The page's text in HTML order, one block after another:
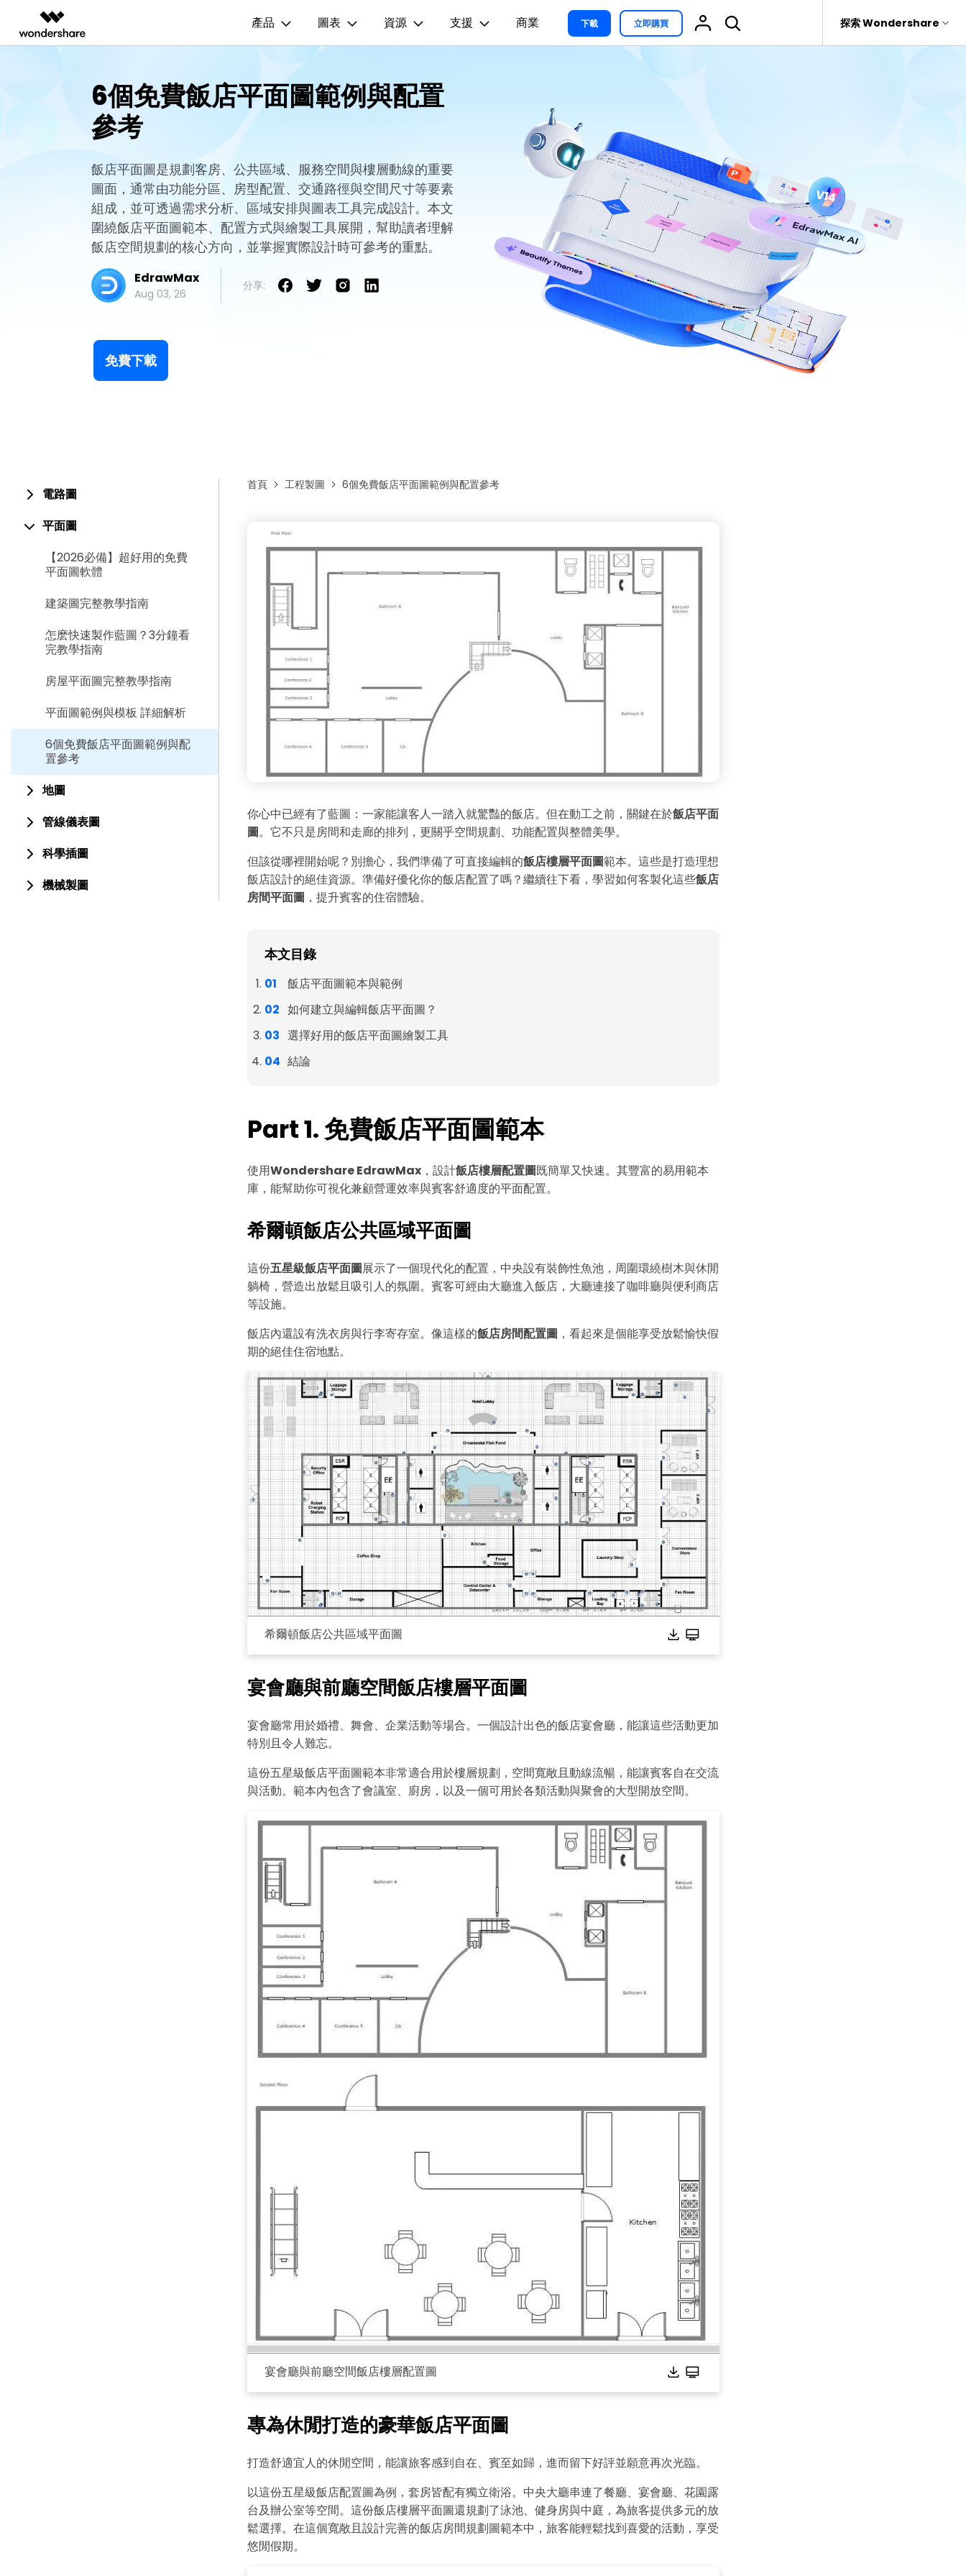
精選產品
AIGC 數位創意
完整的影片編輯工具。
一站式 AI 創意工作室。
UniConverter
高速媒體轉換工具。
AI 影片、圖片、音樂生成器。
AI 驅動的創意工具。
圖表與圖像產品
協作式心智圖工具。
PDF 解決方案產品
雲端文件管理。
實用工具
遺失檔案救援。
新聞中心
商店
支援
商務
企業
聯盟行銷
PDF 解決方案
圖表與圖像
Filmora
UniConverter
關於我們
我們的故事
新聞中心 商店 支援 探索 Wondershare
產品
EdrawMax EdrawMind
心智圖與腦力激盪工具
圖表
商業用途
流程圖
心智圖
組織結構圖
時間軸
甘特圖
技術用途
UML
電路圖
P&ID
網絡拓撲結構
資訊圖
家系圖
圖標
資源
資源範本
EdrawMind 畫廊
文章内容
各種商務圖表範例 >
各種系統架構圖表範例 >
各種關係圖譜圖表範例 >
各種思緒整理範例 >
各種作圖資源 >
免費可編輯的供應鏈圖範例 >
精選9款Excel甘特圖範本 >
文氏圖符號與集合符號 >
10款實用的Excel WBS範本 >
10款實用Excel流程圖範本推薦 >
支援
教程
EdrawMax 教程 >
支援中心
支援中心 >
更新日志
EdrawMax 更新日志 > EdrawMind 更新日志 >
免費下載EdrawMind
商業 下載 立即購買
6個免費飯店平面圖範例與配置
參考
飯店平面圖是規劃客房、公共區域、服務空間與樓層動線的重要
圖面，通常由功能分區、房型配置、交通路徑與空間尺寸等要素
組成，並可透過需求分析、區域安排與圖表工具完成設計。本文
圍繞飯店平面圖範本、配置方式與繪製工具展開，幫助讀者理解
飯店空間規劃的核心方向，並掌握實際設計時可參考的重點。
EdrawMax
Aug 03, 26
分享:
免費下載
電路圖
平面圖
【2026必備】超好用的免費
平面圖軟體
建築圖完整教學指南
怎麽快速製作藍圖？3分鐘看
完教學指南
房屋平面圖完整教學指南
平面圖範例與模板 詳細解析
6個免費飯店平面圖範例與配
置參考
地圖
管線儀表圖
科學插圖
機械製圖
首頁 工程製圖 6個免費飯店平面圖範例與配置參考
你心中已經有了藍圖：一家能讓客人一踏入就驚豔的飯店。但在動工之前，關鍵在於飯店平面
圖。它不只是房間和走廊的排列，更關乎空間規劃、功能配置與整體美學。
但該從哪裡開始呢？別擔心，我們準備了可直接編輯的飯店樓層平面圖範本。這些是打造理想
飯店設計的絕佳資源。準備好優化你的飯店配置了嗎？繼續往下看，學習如何客製化這些飯店
房間平面圖 ，提升賓客的住宿體驗。
本文目錄
飯店平面圖範本與範例
如何建立與編輯飯店平面圖？
選擇好用的飯店平面圖繪製工具
結論
Part 1. 免費飯店平面圖範本
使用Wondershare EdrawMax，設計飯店樓層配置圖既簡單又快速。其豐富的易用範本
庫，能幫助你可視化兼顧營運效率與賓客舒適度的平面配置。
希爾頓飯店公共區域平面圖
這份五星級飯店平面圖展示了一個現代化的配置，中央設有裝飾性魚池，周圍環繞樹木與休閒
躺椅，營造出放鬆且吸引人的氛圍。賓客可經由大廳進入飯店，大廳連接了咖啡廳與便利商店
等設施。
飯店內還設有洗衣房與行李寄存室。像這樣的飯店房間配置圖 ，看起來是個能享受放鬆愉快假
期的絕佳住宿地點。
希爾頓飯店公共區域平面圖
宴會廳與前廳空間飯店樓層平面圖
宴會廳常用於婚禮、舞會、企業活動等場合。一個設計出色的飯店宴會廳，能讓這些活動更加
特別且令人難忘。
這份五星級飯店平面圖範本非常適合用於樓層規劃，空間寬敞且動線流暢，能讓賓客自在交流
與活動。範本內包含了會議室、廚房，以及一個可用於各類活動與聚會的大型開放空間。
宴會廳與前廳空間飯店樓層配置圖
專為休閒打造的豪華飯店平面圖
打造舒適宜人的休閒空間，能讓旅客感到自在、賓至如歸，進而留下好評並願意再次光臨。
以這份五星級飯店配置圖為例，套房皆配有獨立衛浴。中央大廳串連了餐廳、宴會廳、花園露
台及辦公室等空間。這份飯店樓層平面圖還規劃了泳池、健身房與中庭，為旅客提供多元的放
鬆選擇。在這個寬敞且設計完善的飯店房間規劃圖範本中，旅客能輕鬆找到喜愛的活動，享受
悠閒假期。
Wondershare
EdrawMax
支援超過 210 種圖表類型的全方位平台。
・ 操作簡單直覺，Visio 的最佳替代方案
・ 提供 20,000+ 款免費範本 & 26,000+ 個專用符號